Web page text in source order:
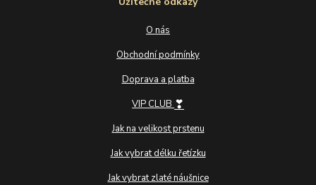
O nás
Obchodní podmínky
Doprava a platba
VIP CLUB ❣
Jak na velikost prstenu
Jak vybrat délku řetízku
Jak vybrat zlaté náušnice